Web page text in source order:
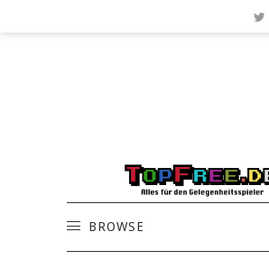
BROWSE